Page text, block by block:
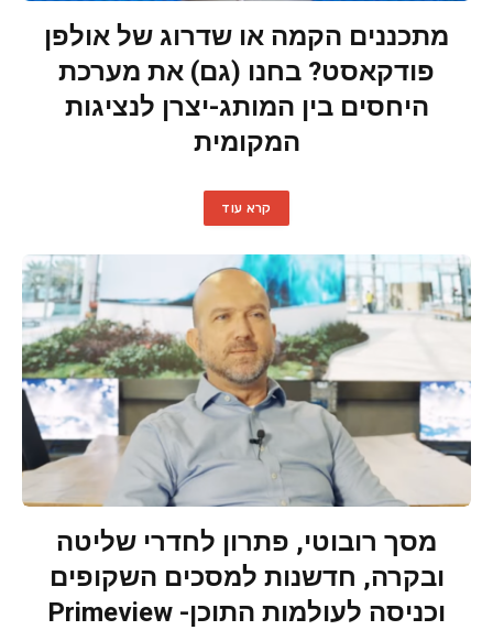
מתכננים הקמה או שדרוג של אולפן
פודקאסט? בחנו (גם) את מערכת
היחסים בין המותג-יצרן לנציגות
המקומית
קרא עוד
מסך רובוטי, פתרון לחדרי שליטה
ובקרה, חדשנות למסכים השקופים
וכניסה לעולמות התוכן- Primeview